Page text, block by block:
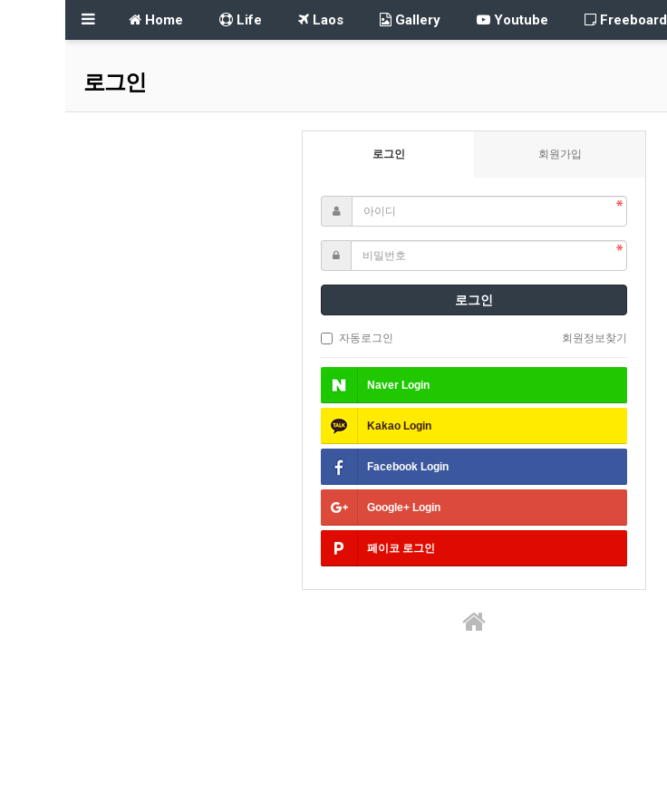
Home Life Laos Gallery Youtube Freeboard
로그인
로그인 회원가입
로그인
자동로그인 회원정보찾기
Naver Login
Kakao Login
Facebook Login
Google+ Login
페이코 로그인